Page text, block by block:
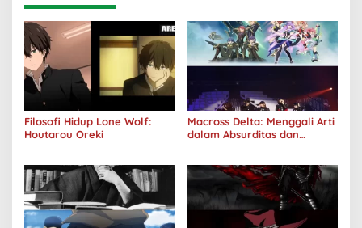
Filosofi Hidup Lone Wolf:
Houtarou Oreki
Macross Delta: Menggali Arti
dalam Absurditas dan